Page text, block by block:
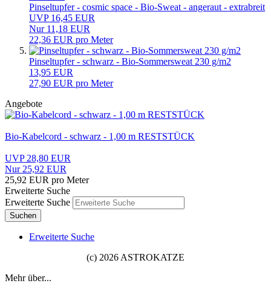
Pinseltupfer - cosmic space - Bio-Sweat - angeraut - extrabreit
UVP 16,45 EUR
Nur 11,18 EUR
22,36 EUR pro Meter
Pinseltupfer - schwarz - Bio-Sommersweat 230 g/m2
13,95 EUR
27,90 EUR pro Meter
Angebote
Bio-Kabelcord - schwarz - 1,00 m RESTSTÜCK
UVP 28,80 EUR
Nur 25,92 EUR
25,92 EUR pro Meter
Erweiterte Suche
Erweiterte Suche
Suchen
Erweiterte Suche
(c) 2026 ASTROKATZE
Mehr über...